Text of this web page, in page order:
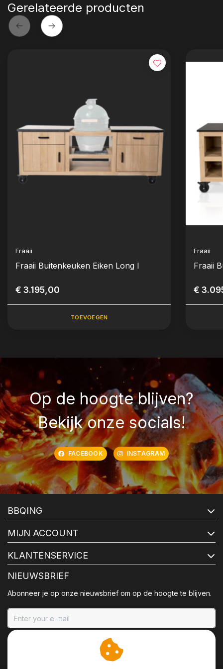
Gerelateerde producten
Fraaii
Fraaii Buitenkeuken Eiken Long I
€ 3.195,00
TOEVOEGEN
Fraaii
Fraaii
€
Op de hoogte blijven?
Bekijk onze socials!
FACEBOOK INSTAGRAM
BBQING
MIJN ACCOUNT
KLANTENSERVICE
NIEUWSBRIEF
Abonneer je op onze nieuwsbrief om op de hoogte te blijven.